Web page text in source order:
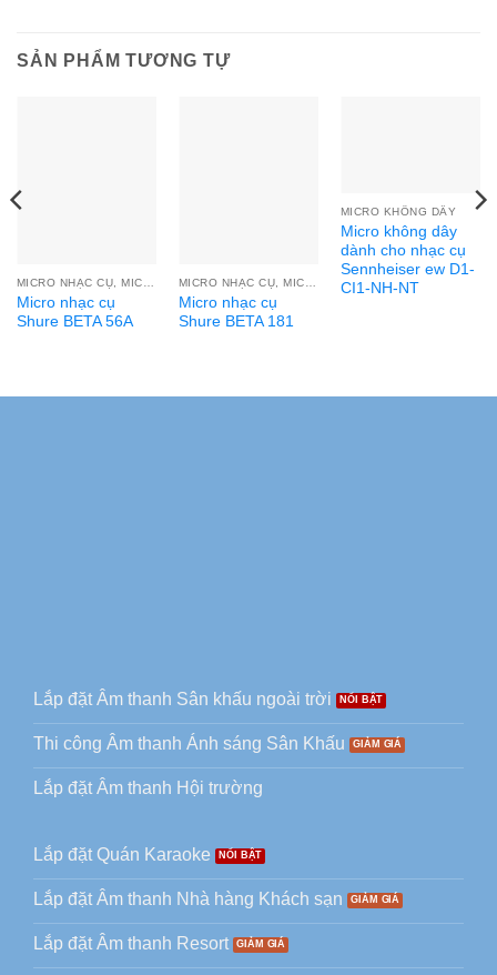
SẢN PHẨM TƯƠNG TỰ
Micro nhạc cụ
Shure BETA 56A
Micro nhạc cụ
Shure BETA 181
MICRO KHÔNG DÂY
Micro không dây
dành cho nhạc cụ
Sennheiser ew D1-
CI1-NH-NT
Lắp đặt Âm thanh Sân khấu ngoài trời
Thi công Âm thanh Ánh sáng Sân Khấu
Lắp đặt Âm thanh Hội trường
Lắp đặt Quán Karaoke
Lắp đặt Âm thanh Nhà hàng Khách sạn
Lắp đặt Âm thanh Resort